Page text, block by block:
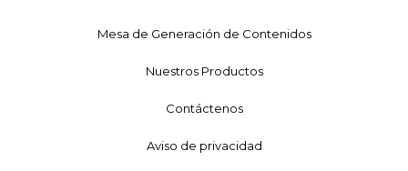
Mesa de Generación de Contenidos
Nuestros Productos
Contáctenos
Aviso de privacidad